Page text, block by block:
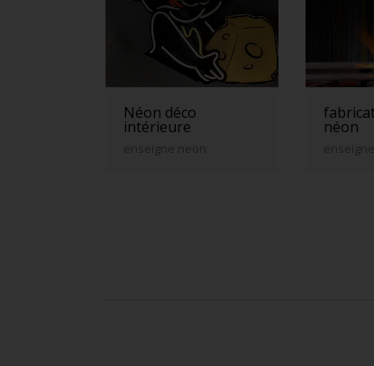
Néon déco
intérieure
enseigne neon
néon